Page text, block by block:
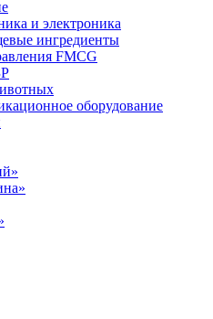
и электроника
ингредиенты
FMCG
оборудование